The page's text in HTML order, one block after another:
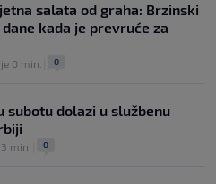
salata od graha: Brzinski
kada je prevruće za
0 min. 0
subotu dolazi u službenu
min. 0